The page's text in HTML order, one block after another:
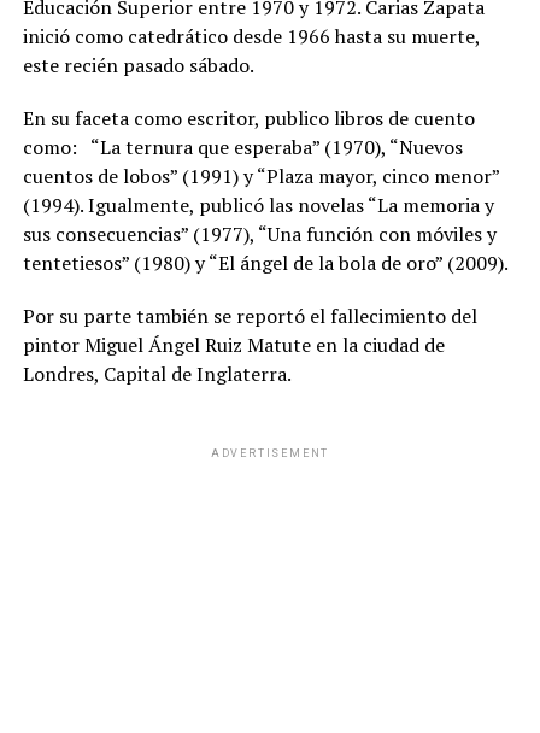
Educación Superior entre 1970 y 1972. Carias Zapata
inició como catedrático desde 1966 hasta su muerte,
este recién pasado sábado.
En su faceta como escritor, publico libros de cuento
como: “La ternura que esperaba” (1970), “Nuevos
cuentos de lobos” (1991) y “Plaza mayor, cinco menor”
(1994). Igualmente, publicó las novelas “La memoria y
sus consecuencias” (1977), “Una función con móviles y
tentetiesos” (1980) y “El ángel de la bola de oro” (2009).
Por su parte también se reportó el fallecimiento del
pintor Miguel Ángel Ruiz Matute en la ciudad de
Londres, Capital de Inglaterra.
ADVERTISEMENT